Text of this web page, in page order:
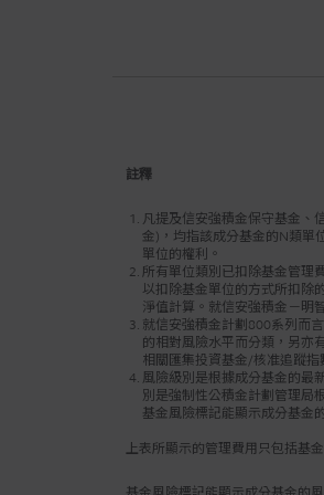
註釋
凡提及信安強積金保守基金、
金)，均指該成分基金的N類單
單位的權利。
所有單位類別已扣除基金管理
以扣除基金單位的方式所扣除
淨值計算。就信安強積金－明
就信安強積金計劃800系列而
的相對風險水平而分類，另亦
相關匯集投資基金/核准追蹤
風險級別是根據成分基金的最
別是強制性公積金計劃管理局
基金風險標記能顯示成分基金
上表所顯示的管理費用只包括基